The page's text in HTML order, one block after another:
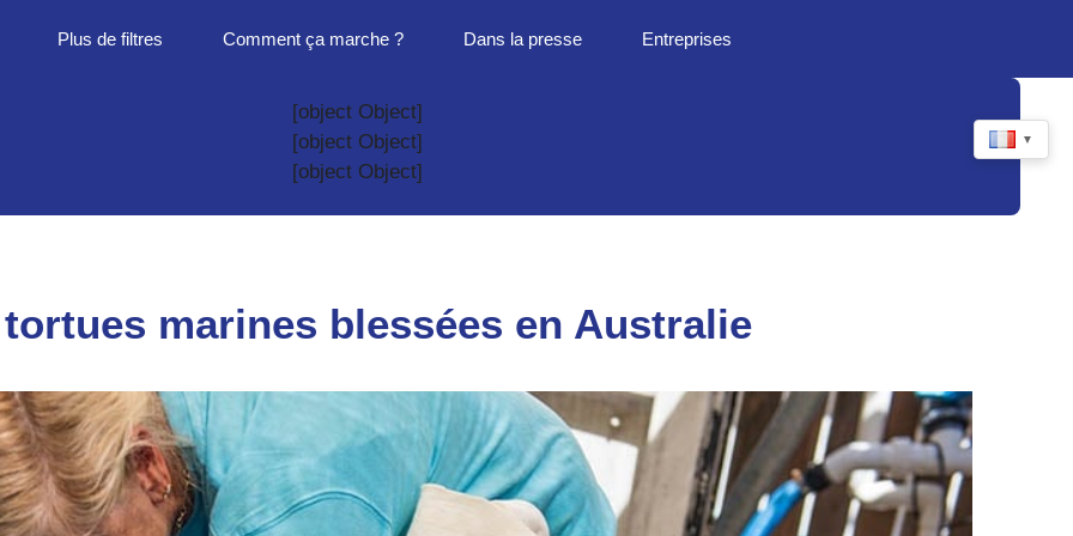
Plus de filtres Comment ça marche ? Dans la presse Entreprises
▼
[object Object]
[object Object]
[object Object]
marines blessées en Australie